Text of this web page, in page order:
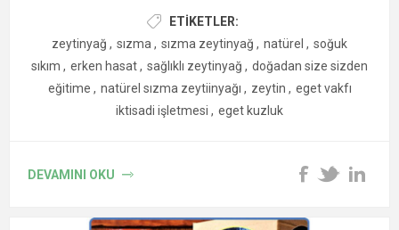
birçok kekik türünden ayrılır.
(dispersiyon) de denilmektedir. Bazı tadım uzmanları, ünlü
yemek gurmeleri ve tüketiciler, zeytinyağındaki bulutsu
görünümün daha çok, tazeliğe ve kaliteye işaret ettiğini
düşünmektedirler. Taze zeytinyağının bulutsu bir görünüme
sahip olmasının nedeni, değişken miktarda ve mikro boyutta
ETIKETLER:
zeytinyağ , sızma, sızma zeytinyağ , natürel , soğuk
sıkım , erken hasat, sağlıklı zeytinyağ , doğadan size sizden
eğitime , natürel sızma zeytiinyağı , zeytin , eget vakfı
iktisadi işletmesi , eget kuzluk
DEVAMINI OKU